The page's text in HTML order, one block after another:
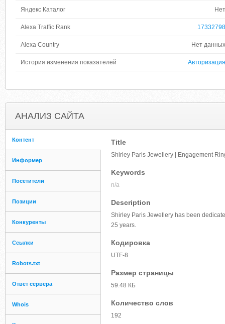
Яндекс Каталог Нет
Alexa Traffic Rank 17332798
Alexa Country Нет данных
История изменения показателей Авторизация
АНАЛИЗ САЙТА
Контент
Информер
Посетители
Позиции
Конкуренты
Ссылки
Robots.txt
Ответ сервера
Whois
Title
Shirley Paris Jewellery | Engagement
Keywords
n/a
Description
Shirley Paris Jewellery has been
25 years.
Кодировка
UTF-8
Размер страницы
59.48 КБ
Количество слов
192